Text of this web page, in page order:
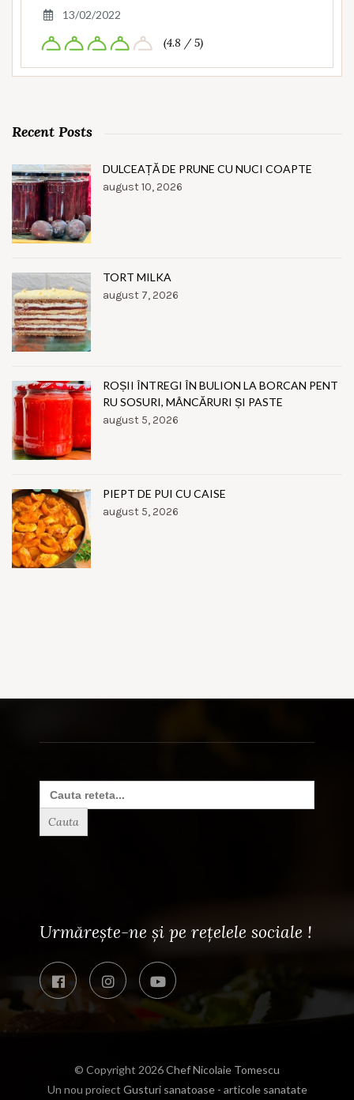
13/02/2022
(4.8 / 5)
Recent Posts
DULCEAȚĂ DE PRUNE CU NUCI COAPTE
august 10, 2026
TORT MILKA
august 7, 2026
ROȘII ÎNTREGI ÎN BULION LA BORCAN PENT
RU SOSURI, MÂNCĂRURI ȘI PASTE
august 5, 2026
PIEPT DE PUI CU CAISE
august 5, 2026
Search
for:
Urmărește-ne și pe rețelele sociale !
© Copyright 2026Chef Nicolaie Tomescu
Un nou proiect Gusturi sanatoase - articole sanatate